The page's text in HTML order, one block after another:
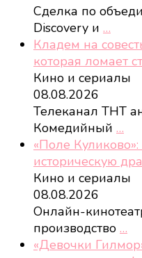
Сделка по
Discovery и …
Кладем на
которая ломает
Кино и сериалы
08.08.2026
Телеканал ТНТ
Комедийный …
«Поле
историческую
Кино и сериалы
08.08.2026
Онлайн-
производство …
«Девочки